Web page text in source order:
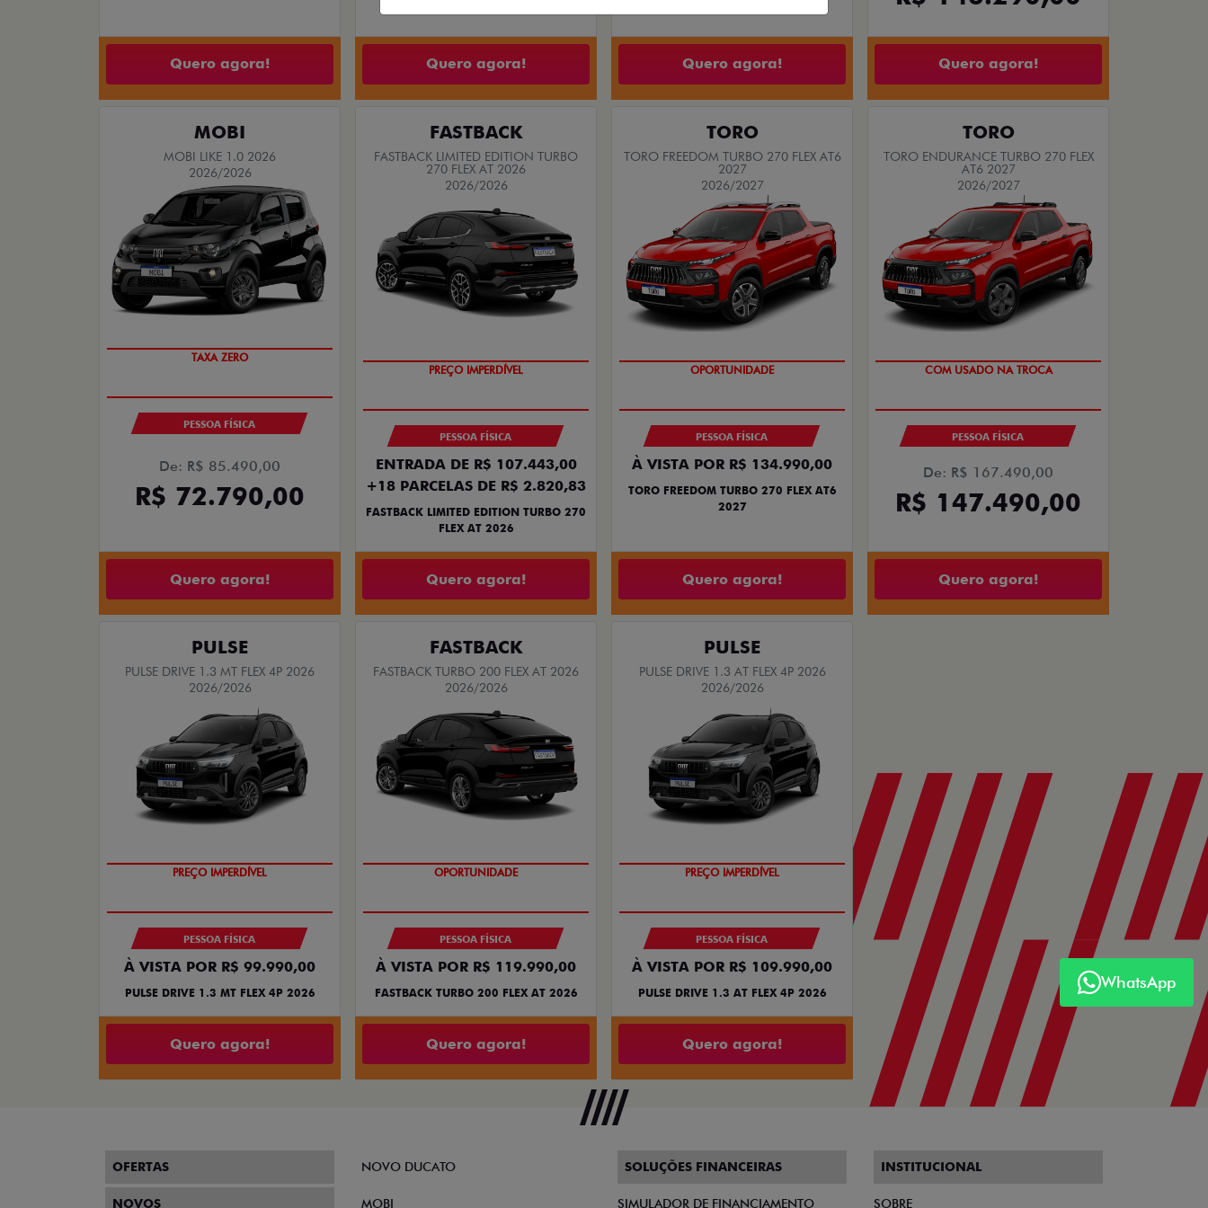
Quero agora! Quero agora! Quero agora! Quero agora!
MOBI
MOBI LIKE 1.0 2026
2026/2026
PREÇO IMPERDÍVEL
PESSOA FÍSICA
De: R$ 85.490,00
R$ 72.790,00
Quero agora!
FASTBACK
FASTBACK LIMITED EDITION TURBO
270 FLEX AT 2026
2026/2026
COM USADO NA TROCA
PESSOA FÍSICA
ENTRADA DE R$ 107.443,00
+18 PARCELAS DE R$ 2.820,83
FASTBACK LIMITED EDITION TURBO 270
FLEX AT 2026
Quero agora!
TORO
TORO FREEDOM TURBO 270 FLEX AT6
2027
2026/2027
SUPERVALORIZAÇÃO DO USADO
PESSOA FÍSICA
À VISTA POR R$ 134.990,00
TORO FREEDOM TURBO 270 FLEX AT6
2027
Quero agora!
TORO
TORO ENDURANCE TURBO 270 FLEX
AT6 2027
2026/2027
OPORTUNIDADE
PESSOA FÍSICA
De: R$ 167.490,00
R$ 147.490,00
Quero agora!
PULSE
PULSE DRIVE 1.3 MT FLEX 4P 2026
2026/2026
OPORTUNIDADE
PESSOA FÍSICA
À VISTA POR R$ 99.990,00
PULSE DRIVE 1.3 MT FLEX 4P 2026
Quero agora!
FASTBACK
FASTBACK TURBO 200 FLEX AT 2026
2026/2026
OPORTUNIDADE
PESSOA FÍSICA
À VISTA POR R$ 119.990,00
FASTBACK TURBO 200 FLEX AT 2026
Quero agora!
PULSE
PULSE DRIVE 1.3 AT FLEX 4P 2026
2026/2026
O SUV AUTOMÁTICO MAIS BARATO DO
PESSOA FÍSICA
À VISTA POR R$ 109.990,00
PULSE DRIVE 1.3 AT FLEX 4P 2026
Quero agora!
WhatsApp
OFERTAS
NOVOS
NOVO DUCATO
MOBI
SOLUÇÕES FINANCEIRAS
SIMULADOR DE FINANCIAMENTO
INSTITUCIONAL
SOBRE